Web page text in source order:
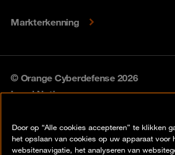
Markterkenning
© Orange Cyberdefense 2026
Legal Notice
Vulnerability policy
Door op “Alle cookies accepteren” te klikken
het opslaan van cookies op uw apparaat voor
websitenavigatie, het analyseren van